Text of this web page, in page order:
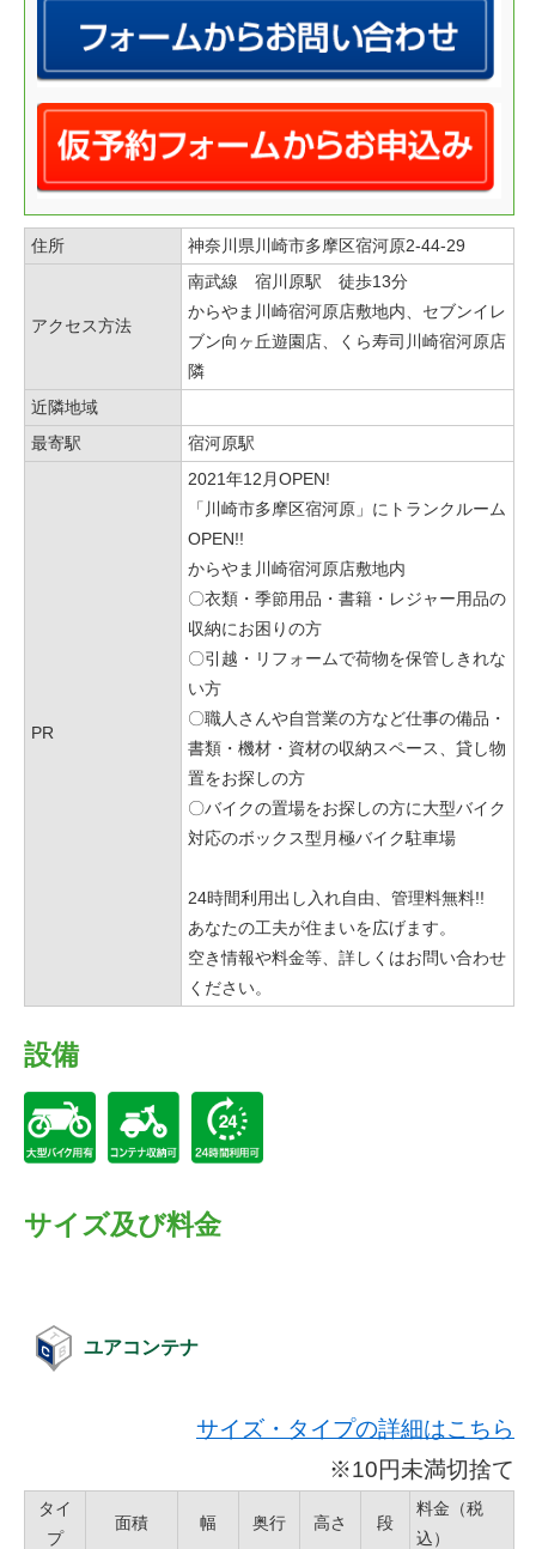
住所 神奈川県川崎市多摩区宿河原2-44-29
アクセス方法
南武線 宿川原駅 徒歩13分
からやま川崎宿河原店敷地内、セブンイレ
ブン向ヶ丘遊園店、くら寿司川崎宿河原店
隣
近隣地域
最寄駅
宿河原駅
PR
2021年12月OPEN!
「川崎市多摩区宿河原」にトランクルーム
OPEN!!
からやま川崎宿河原店敷地内
〇衣類・季節用品・書籍・レジャー用品の
収納にお困りの方
〇引越・リフォームで荷物を保管しきれな
い方
〇職人さんや自営業の方など仕事の備品・
書類・機材・資材の収納スペース、貸し物
置をお探しの方
〇バイクの置場をお探しの方に大型バイク
対応のボックス型月極バイク駐車場
24時間利用出し入れ自由、管理料無料!!
あなたの工夫が住まいを広げます。
空き情報や料金等、詳しくはお問い合わせ
ください。
設備
サイズ及び料金
ユアコンテナ
サイズ・タイプの詳細はこちら
※10円未満切捨て
タイ
プ
面積 幅 奥行 高さ 段
料金（税
込）